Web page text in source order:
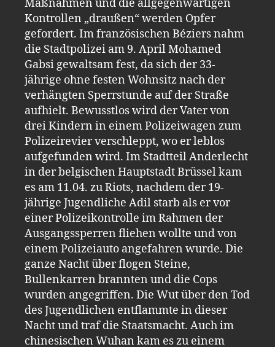
Maßnahmen und die allgegenwärtigen
Kontrollen „draußen“ werden Opfer
gefordert. Im französischen Béziers nahm
die Stadtpolizei am 9. April Mohamed
Gabsi gewaltsam fest, da sich der 33-
jährige ohne festen Wohnsitz nach der
verhängten Sperrstunde auf der Straße
aufhielt. Bewusstlos wird der Vater von
drei Kindern in einem Polizeiwagen zum
Polizeirevier verschleppt, wo er leblos
aufgefunden wird. Im Stadtteil Anderlecht
in der belgischen Hauptstadt Brüssel kam
es am 11.04. zu Riots, nachdem der 19-
jährige Jugendliche Adil starb als er vor
einer Polizeikontrolle im Rahmen der
Ausgangssperren fliehen wollte und von
einem Polizeiauto angefahren wurde. Die
ganze Nacht über flogen Steine,
Bullenkarren brannten und die Cops
wurden angegriffen. Die Wut über den Tod
des Jugendlichen entflammte in dieser
Nacht und traf die Staatsmacht. Auch im
chinesischen Wuhan kam es zu einem